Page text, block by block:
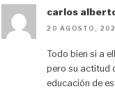
carlos
20 AGOSTO,
Todo bien si a
pero su actitud
educación de